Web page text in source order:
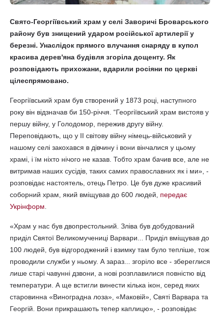
Свято-Георгіївський храм у селі Заворичі Броварського
району був знищений ударом російської артилерії у
березні. Унаслідок прямого влучання снаряду в купол
красива дерев'яна будівля згоріла дощенту. Як
розповідають прихожани, вдарили росіяни по церкві
цілеспрямовано.
Георгіївський храм був створений у 1873 році, наступного
року він відзначав би 150-річчя. “Георгіївський храм вистояв у
першу війну, у Голодомор, пережив другу війну.
Переповідають, що у II світову війну німець-військовий у
нашому селі закохався в дівчину і вони вінчалися у цьому
храмі, і їм ніхто нічого не казав. Тобто храм бачив все, але не
витримав наших сусідів, таких самих православних як і ми», -
розповідає настоятель, отець Петро. Це був дуже красивий
соборний храм, який вміщував до 600 людей, передає
Укрінформ
«Храм у нас був двопрестольний. Зліва був добудований
приділ Святої Великомучениці Варвари... Приділ вміщував до
100 людей, був відгороджений і взимку там було тепліше, тож
проводили служби у ньому. А зараз... згоріло все - збереглися
лише старі чавунні дзвони, а нові розплавилися повністю від
температури. А ще встигли винести кілька ікон, серед яких
старовинна «Виноградна лоза», «Маковій», Святі Варвара та
Георгій. Вони прикрашають тепер каплицю», - розповідає